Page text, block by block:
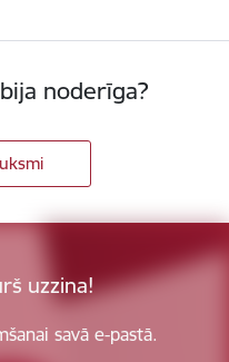
noderīga?
uzzina!
savā e-pastā.